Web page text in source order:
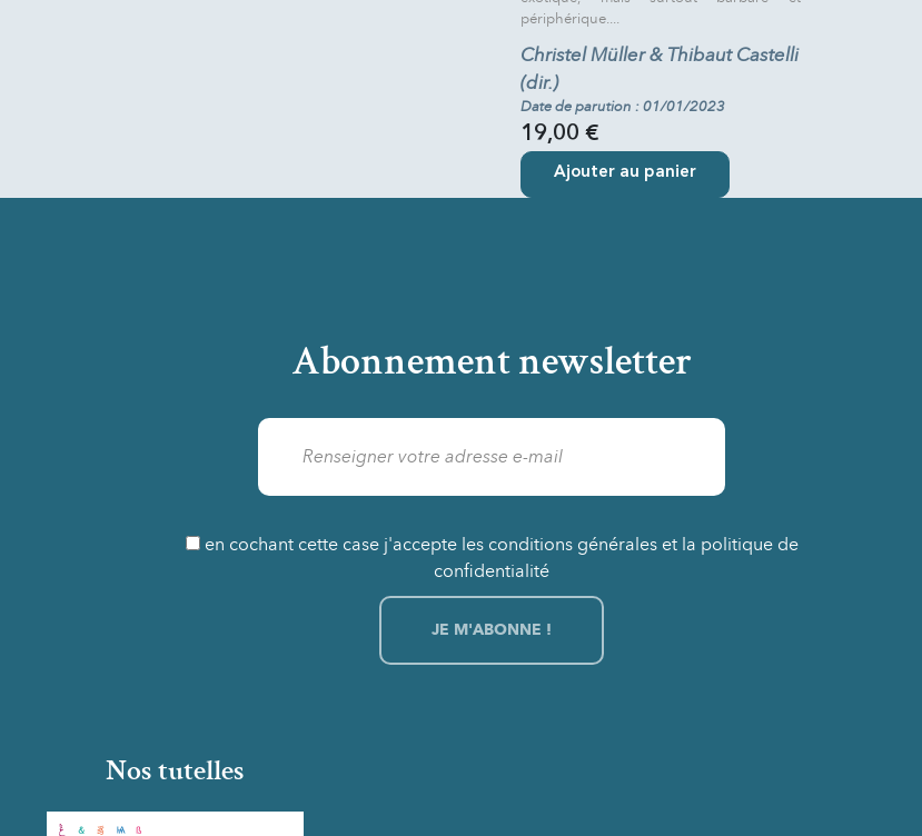
périphérique....
Christel Müller & Thibaut Castelli
(dir.)
Date de parution : 01/01/2023
19,00 €
Ajouter au panier
Abonnement newsletter
en cochant cette case j'accepte les conditions générales et la politique de
confidentialité
Nos tutelles